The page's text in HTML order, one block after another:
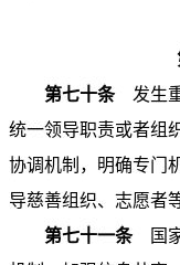
第七十条发生重
统一领导职责或者组
协调机制，明确专门
导慈善组织、志愿者
第七十一条国家